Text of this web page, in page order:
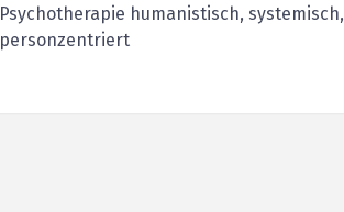
Psychotherapie humanistisch, systemisch,
personzentriert